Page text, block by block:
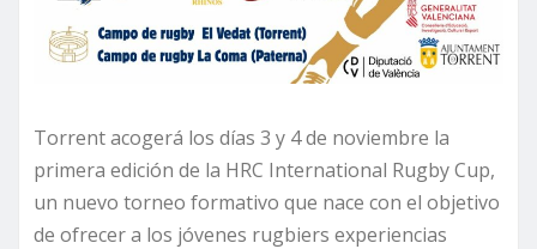
Torrent acogerá los días 3 y 4 de noviembre la
primera edición de la HRC International Rugby Cup,
un nuevo torneo formativo que nace con el objetivo
de ofrecer a los jóvenes rugbiers experiencias